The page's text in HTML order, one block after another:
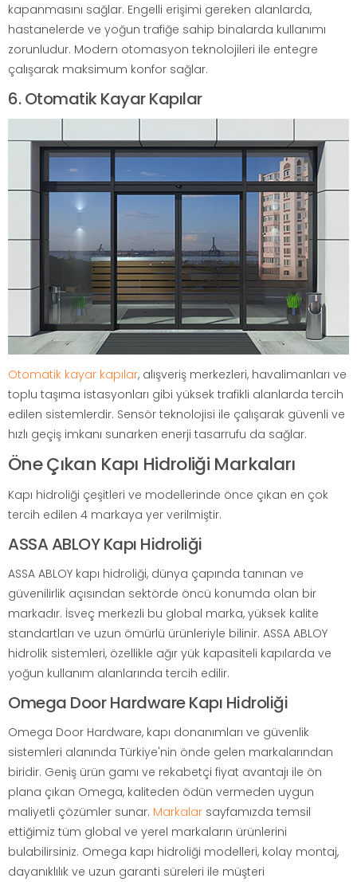
kapanmasını sağlar. Engelli erişimi gereken alanlarda,
hastanelerde ve yoğun trafiğe sahip binalarda kullanımı
zorunludur. Modern otomasyon teknolojileri ile entegre
çalışarak maksimum konfor sağlar.
6. Otomatik Kayar Kapılar
Otomatik kayar kapılar, alışveriş merkezleri, havalimanları ve
toplu taşıma istasyonları gibi yüksek trafikli alanlarda tercih
edilen sistemlerdir. Sensör teknolojisi ile çalışarak güvenli ve
hızlı geçiş imkanı sunarken enerji tasarrufu da sağlar.
Öne Çıkan Kapı Hidroliği Markaları
Kapı hidroliği çeşitleri ve modellerinde önce çıkan en çok
tercih edilen 4 markaya yer verilmiştir.
ASSA ABLOY Kapı Hidroliği
ASSA ABLOY kapı hidroliği, dünya çapında tanınan ve
güvenilirlik açısından sektörde öncü konumda olan bir
markadır. İsveç merkezli bu global marka, yüksek kalite
standartları ve uzun ömürlü ürünleriyle bilinir. ASSA ABLOY
hidrolik sistemleri, özellikle ağır yük kapasiteli kapılarda ve
yoğun kullanım alanlarında tercih edilir.
Omega Door Hardware Kapı Hidroliği
Omega Door Hardware, kapı donanımları ve güvenlik
sistemleri alanında Türkiye'nin önde gelen markalarından
biridir. Geniş ürün gamı ve rekabetçi fiyat avantajı ile ön
plana çıkan Omega, kaliteden ödün vermeden uygun
maliyetli çözümler sunar. Markalar sayfamızda temsil
ettiğimiz tüm global ve yerel markaların ürünlerini
bulabilirsiniz. Omega kapı hidroliği modelleri, kolay montaj,
dayanıklılık ve uzun garanti süreleri ile müşteri